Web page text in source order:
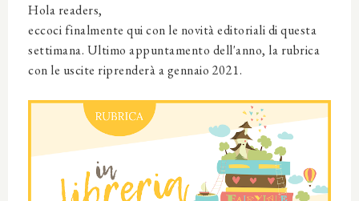
Hola readers,
eccoci finalmente qui con le novità editoriali di questa
settimana. Ultimo appuntamento dell'anno, la rubrica
con le uscite riprenderà a gennaio 2021.